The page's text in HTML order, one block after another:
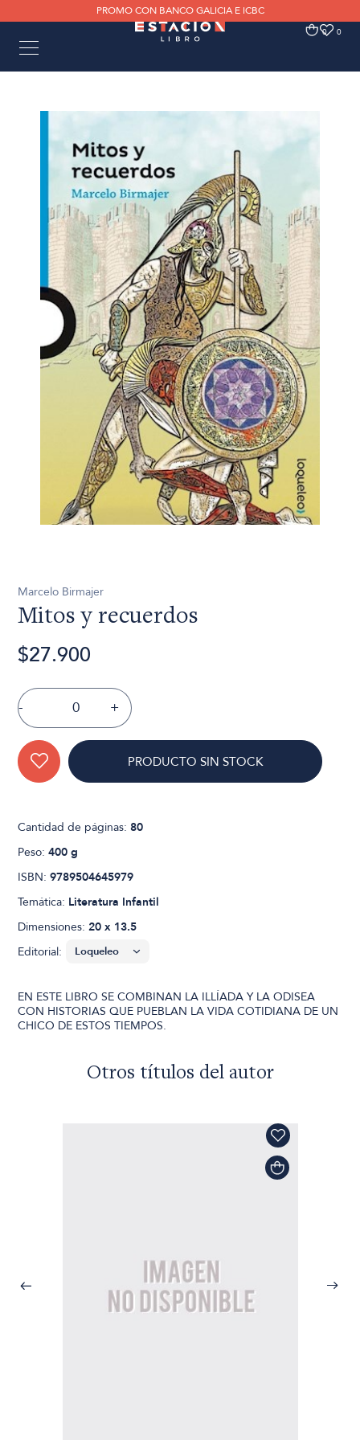
PROMO CON BANCO GALICIA E ICBC
0 0
Marcelo Birmajer
Mitos y recuerdos
$27.900
- +
PRODUCTO SIN STOCK
Cantidad de páginas:80
Peso:400 g
ISBN:9789504645979
Temática: Literatura Infantil
Dimensiones:20 x 13.5
Editorial:
EN ESTE LIBRO SE COMBINAN LA ILLÍADA Y LA ODISEA
CON HISTORIAS QUE PUEBLAN LA VIDA COTIDIANA DE UN
CHICO DE ESTOS TIEMPOS.
Otros títulos del autor